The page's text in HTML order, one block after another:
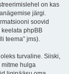
on kas
järgi.
soovid
phpBB
teema” jms).
turvaline. Siiski,
mitme hulga